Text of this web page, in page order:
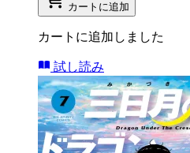
カートに追加
カートに追加しました
試し読み